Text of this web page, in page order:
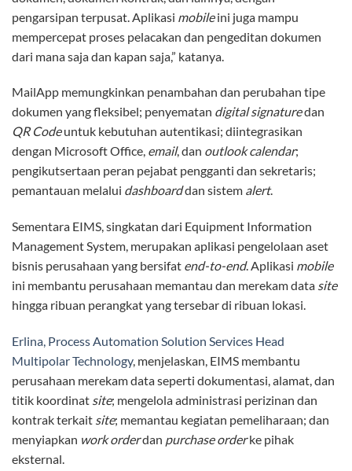
pengarsipan terpusat. Aplikasi mobileini juga mampu
mempercepat proses pelacakan dan pengeditan dokumen
dari mana saja dan kapan saja,” katanya.
MailApp memungkinkan penambahan dan perubahan tipe
dokumen yang fleksibel; penyematan digital signaturedan
QR Codeuntuk kebutuhan autentikasi; diintegrasikan
dengan Microsoft Office, email, dan outlook calendar;
pengikutsertaan peran pejabat pengganti dan sekretaris;
pemantauan melalui dashboarddan sistem alert.
Sementara EIMS, singkatan dari Equipment Information
Management System, merupakan aplikasi pengelolaan aset
bisnis perusahaan yang bersifat end-to-end. Aplikasi mobile
ini membantu perusahaan memantau dan merekam data site
hingga ribuan perangkat yang tersebar di ribuan lokasi.
Erlina, Process Automation Solution Services Head
Multipolar Technology, menjelaskan, EIMS membantu
perusahaan merekam data seperti dokumentasi, alamat, dan
titik koordinat site; mengelola administrasi perizinan dan
kontrak terkait site; memantau kegiatan pemeliharaan; dan
menyiapkan work orderdan purchase orderke pihak
eksternal.